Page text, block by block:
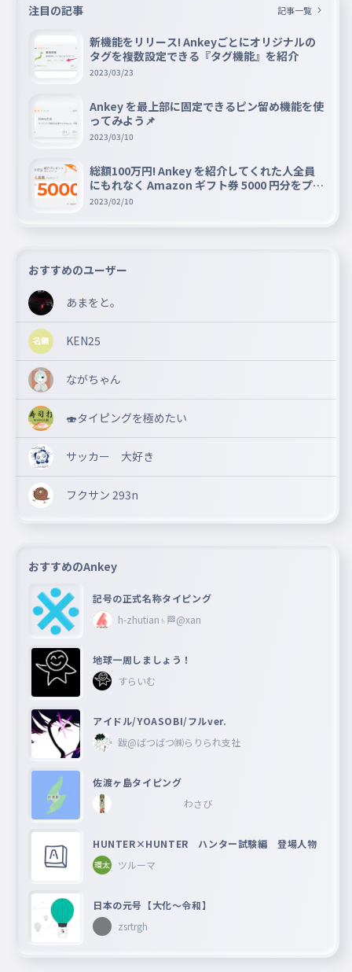
注目の記事 記事一覧
新機能をリリース! Ankeyごとにオリジナルの
タグを複数設定できる『タグ機能』を紹介
2023/03/23
Ankey を最上部に固定できるピン留め機能を使
ってみよう📌
2023/03/10
総額100万円! Ankey を紹介してくれた人全員
にもれなく Amazon ギフト券 5000 円分をプレ
ゼントキャンペーン!!
2023/02/10
おすすめのユーザー
あまをと。
KEN25
ながちゃん
🍣タイピングを極めたい
サッカー 大好き
フクサン 293n
おすすめのAnkey
記号の正式名称タイピング
h-zhutian♄🏁@xan
地球一周しましょう！
すらいむ
アイドル/YOASOBI/フルver.
跋@ばつばつ㈱らりられ支社
佐渡ヶ島タイピング
わさび
HUNTER×HUNTER ハンター試験編 登場人物
ツルーマ
日本の元号【大化〜令和】
zsrtrgh